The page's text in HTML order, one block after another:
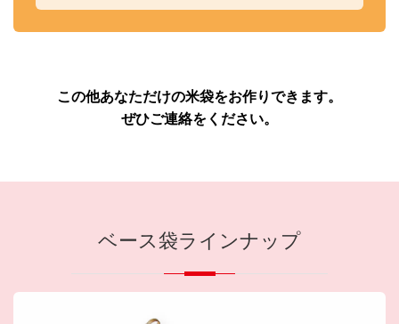
この他あなただけの米袋をお作りできます。
ぜひご連絡をください。
ベース袋ラインナップ